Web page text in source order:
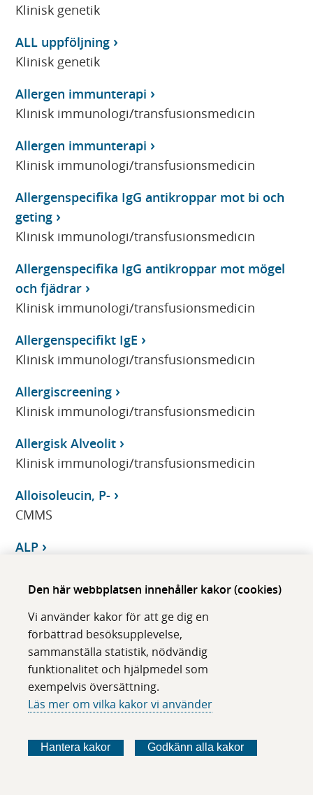
Den här webbplatsen innehåller kakor (cookies)
Vi använder kakor för att ge dig en
förbättrad besöksupplevelse,
sammanställa statistik, nödvändig
funktionalitet och hjälpmedel som
exempelvis översättning.
Läs mer om vilka kakor vi använder
Hantera kakor Godkänn alla kakor
Klinisk genetik
ALL uppföljning
Klinisk genetik
Allergen immunterapi
Klinisk immunologi/transfusionsmedicin
Allergen immunterapi
Klinisk immunologi/transfusionsmedicin
Allergenspecifika IgG antikroppar mot bi och
geting
Klinisk immunologi/transfusionsmedicin
Allergenspecifika IgG antikroppar mot mögel
och fjädrar
Klinisk immunologi/transfusionsmedicin
Allergenspecifikt IgE
Klinisk immunologi/transfusionsmedicin
Allergiscreening
Klinisk immunologi/transfusionsmedicin
Allergisk Alveolit
Klinisk immunologi/transfusionsmedicin
Alloisoleucin, P-
CMMS
ALP
ALP (isoenzymer), S-
Klinisk kemi
ALP, benspecifikt
Klinisk kemi
ALP, placentatyp
Alpers syndrom, genetisk diagnostik, DNA-